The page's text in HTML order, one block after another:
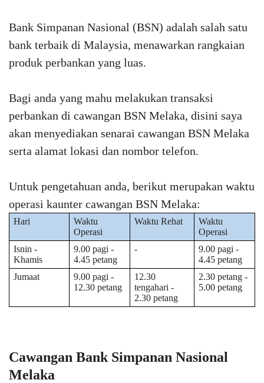
Bank Simpanan Nasional (BSN) adalah salah satu
bank terbaik di Malaysia, menawarkan rangkaian
produk perbankan yang luas.
Bagi anda yang mahu melakukan transaksi
perbankan di cawangan BSN Melaka, disini saya
akan menyediakan senarai cawangan BSN Melaka
serta alamat lokasi dan nombor telefon.
Untuk pengetahuan anda, berikut merupakan waktu
operasi kaunter cawangan BSN Melaka:
Hari
Waktu
Operasi
Waktu Rehat
Waktu
Operasi
Isnin -
Khamis
9.00 pagi -
4.45 petang
-
9.00 pagi -
4.45 petang
Jumaat
9.00 pagi -
12.30 petang
12.30
tengahari -
2.30 petang
2.30 petang -
5.00 petang
Cawangan Bank Simpanan Nasional
Melaka